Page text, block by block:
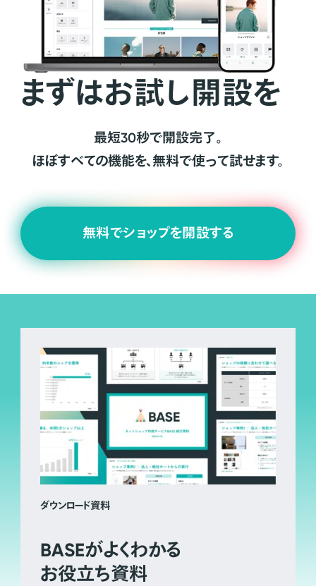
まずはお試し開設を
最短30秒で開設完了。
ほぼすべての機能を、無料で使って試せます。
無料でショップを開設する
ダウンロード資料
BASEがよくわかる
お役立ち資料